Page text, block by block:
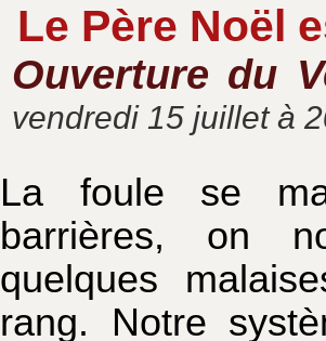
Le Père Noël
Ouverture du
vendredi 15 juillet à
La foule se
barrières, on
quelques
rang. Notre